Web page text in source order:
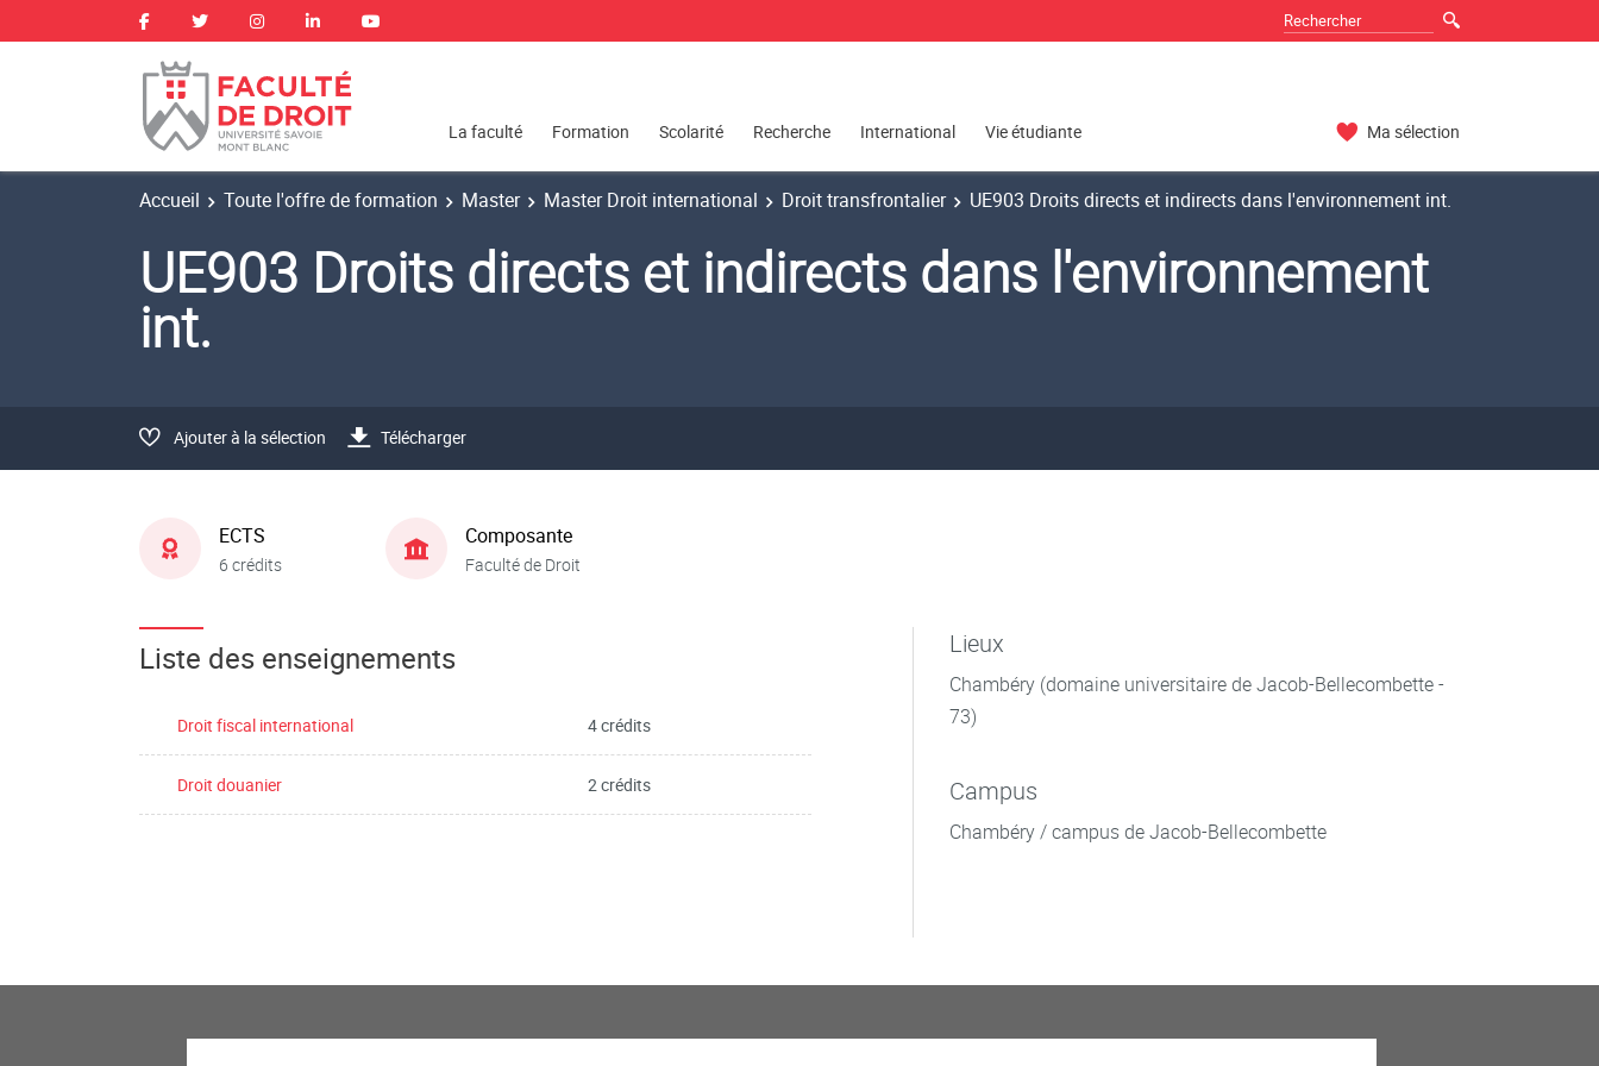
La faculté Formation Scolarité Recherche International Vie étudiante Ma sélection
Accueil Toute l'offre de formation Master Master Droit international Droit transfrontalier UE903 Droits directs et indirects dans l'environnement int.
UE903 Droits directs et indirects dans l'environnement
int.
Ajouter à la sélection Télécharger
ECTS
6 crédits
Composante
Faculté de Droit
Liste des enseignements
Droit fiscal international 4 crédits
Droit douanier 2 crédits
Lieux
Chambéry (domaine universitaire de Jacob-Bellecombette -
73)
Campus
Chambéry / campus de Jacob-Bellecombette